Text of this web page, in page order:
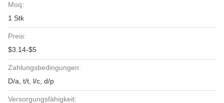
Moq:
1 Stk
Preis:
$3.14-$5
Zahlungsbedingungen:
D/a, t/t, l/c, d/p
Versorgungsfähigkeit: